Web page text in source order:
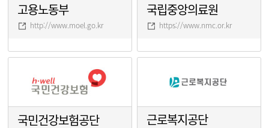
고용노동부
http://www.moel.go.kr
국립중앙의료원
https://www.nmc.or.kr
국민건강보험공단 근로복지공단